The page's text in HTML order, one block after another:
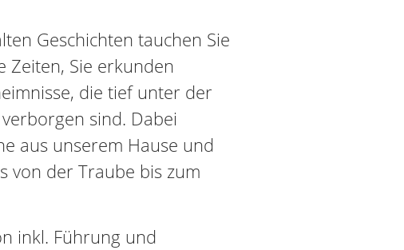
Geschichten tauchen Sie
Zeiten, Sie erkunden
die tief unter der
sind. Dabei
aus unserem Hause und
von der Traube bis zum
inkl. Führung und